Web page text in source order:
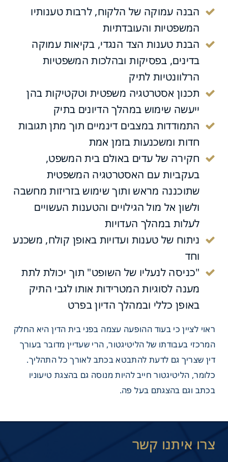
הבנה עמוקה של הלקוח, לרבות טענותיו
המשפטיות והעובדתיות
הבנת טענות הצד הנגדי, בקיאות עמוקה
בדינים, בפסיקות ובהלכות המשפטיות
הרלוונטיות לתיק
תכנון אסטרטגיה משפטית וטקטיקות בהן
ייעשה שימוש במהלך הדיונים בתיק
התמודדות במצבים דינמיים תוך מתן תגובות
חדות ומשכנעות בזמן אמת
חקירה של עדים באולם בית המשפט,
בעקביות עם האסטרטגיה המשפטית
שתוכננה מראש ותוך שימוש בזריזות מחשבה
ולשון אל מול הגילויים והטענות העשויים
לעלות במהלך העדויות
ניתוח של טענות ועדויות באופן קולח, משכנע
וחד
"כניסה לנעליו של השופט" תוך יכולת לתת
מענה לסוגיות המטרידות אותו לגבי התיק
באופן כללי ובמהלך הדיון בפרט
ראוי לציין כי בעוד ההופעה עצמה בפני בית הדין היא החלק
המרכזי בעבודתו של הליטיגטור, הרי שעדיין מדובר בעורך
דין שצריך גם לדעת להתבטא בכתב לאורך כל התהליך.
כלומר, הליטיגטור חייב להיות מנוסה גם בהצגת טיעוניו
בכתב וגם בהצגתם בעל פה.